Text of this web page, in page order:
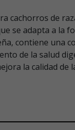
cachorros de
se adapta a la
contiene una
de la salud
la calidad de